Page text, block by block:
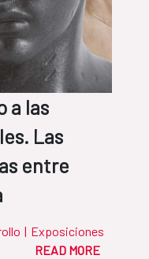
a las
Las
entre
| Exposiciones
READ MORE